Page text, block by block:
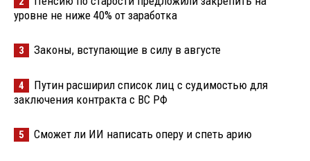
уровне не ниже 40% от заработка
3 Законы, вступающие в силу в августе
4
Путин расширил список лиц с судимостью для
заключения контракта с ВС РФ
5 Сможет ли ИИ написать оперу и спеть арию